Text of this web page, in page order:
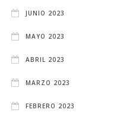
JUNIO 2023
MAYO 2023
ABRIL 2023
MARZO 2023
FEBRERO 2023